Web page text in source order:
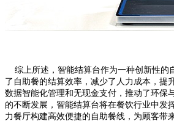
综上所述，智能结算台作为一种创新性的
了自助餐的结算效率，减少了人力成本，提
数据智能化管理和无现金支付，推动了环保
的不断发展，智能结算台将在餐饮行业中发
力餐厅构建高效便捷的自助餐线，为顾客带